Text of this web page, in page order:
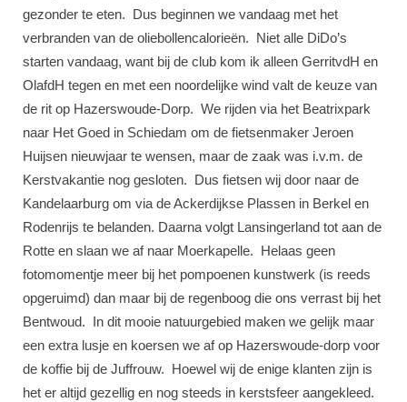
gezonder te eten. Dus beginnen we vandaag met het
verbranden van de oliebollencalorieën. Niet alle DiDo’s
starten vandaag, want bij de club kom ik alleen GerritvdH en
OlafdH tegen en met een noordelijke wind valt de keuze van
de rit op Hazerswoude-Dorp. We rijden via het Beatrixpark
naar Het Goed in Schiedam om de fietsenmaker Jeroen
Huijsen nieuwjaar te wensen, maar de zaak was i.v.m. de
Kerstvakantie nog gesloten. Dus fietsen wij door naar de
Kandelaarburg om via de Ackerdijkse Plassen in Berkel en
Rodenrijs te belanden. Daarna volgt Lansingerland tot aan de
Rotte en slaan we af naar Moerkapelle. Helaas geen
fotomomentje meer bij het pompoenen kunstwerk (is reeds
opgeruimd) dan maar bij de regenboog die ons verrast bij het
Bentwoud. In dit mooie natuurgebied maken we gelijk maar
een extra lusje en koersen we af op Hazerswoude-dorp voor
de koffie bij de Juffrouw. Hoewel wij de enige klanten zijn is
het er altijd gezellig en nog steeds in kerstsfeer aangekleed.